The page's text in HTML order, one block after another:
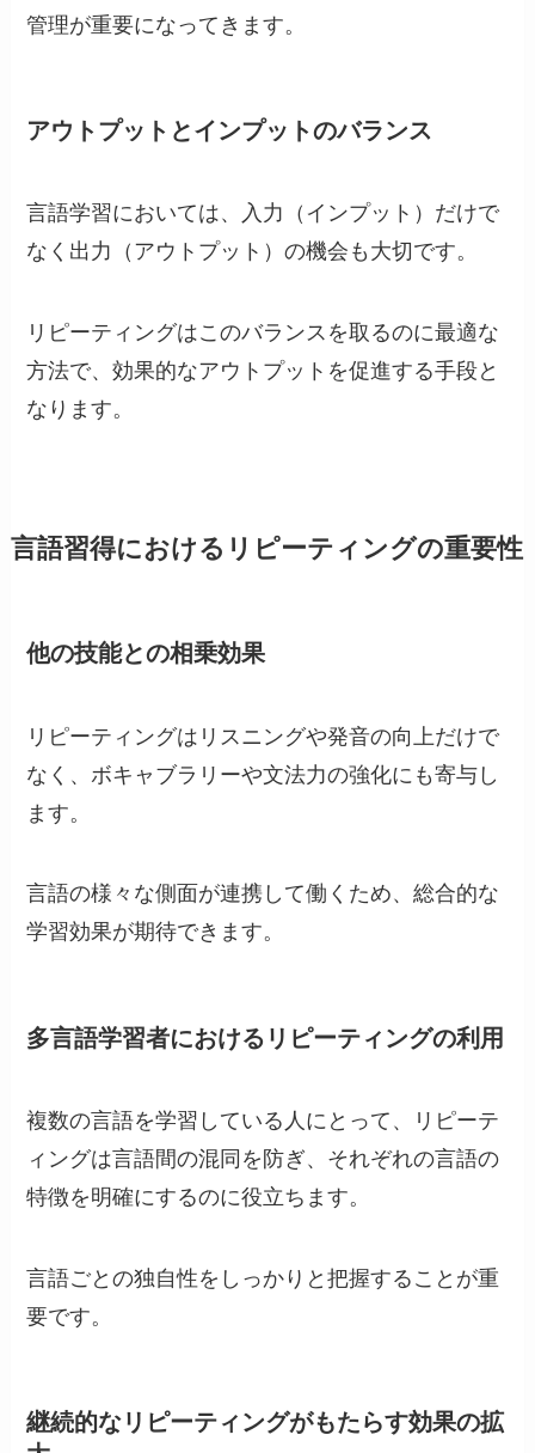
管理が重要になってきます。
アウトプットとインプットのバランス
言語学習においては、入力（インプット）だけで
なく出力（アウトプット）の機会も大切です。
リピーティングはこのバランスを取るのに最適な
方法で、効果的なアウトプットを促進する手段と
なります。
言語習得におけるリピーティングの重要性
他の技能との相乗効果
リピーティングはリスニングや発音の向上だけで
なく、ボキャブラリーや文法力の強化にも寄与し
ます。
言語の様々な側面が連携して働くため、総合的な
学習効果が期待できます。
多言語学習者におけるリピーティングの利用
複数の言語を学習している人にとって、リピーテ
ィングは言語間の混同を防ぎ、それぞれの言語の
特徴を明確にするのに役立ちます。
言語ごとの独自性をしっかりと把握することが重
要です。
継続的なリピーティングがもたらす効果の拡